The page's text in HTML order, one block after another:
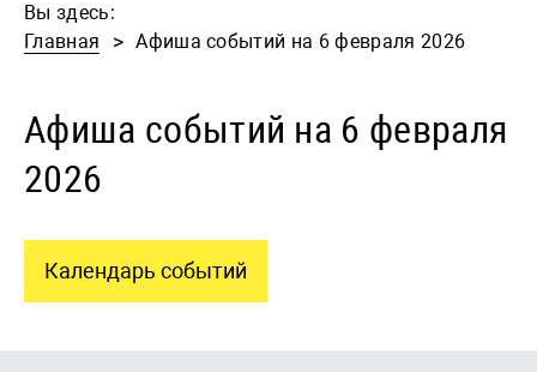
Вы здесь:
Главная
Афиша событий на 6 февраля 2026
Афиша событий на 6 февраля
2026
Календарь событий